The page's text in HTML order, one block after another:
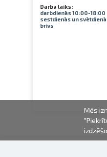
Darba laiks:
darbdienās 10:00-18:00
sestdienās un
brīvs
Mēs